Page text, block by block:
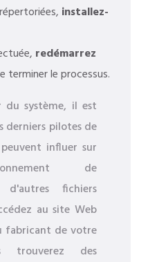
installez-
redémarrez
terminer le processus.
système, il est
derniers pilotes de
influer sur
de
d'autres fichiers
au site Web
fabricant de votre
trouverez des